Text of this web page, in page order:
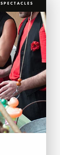
SPECTACLES